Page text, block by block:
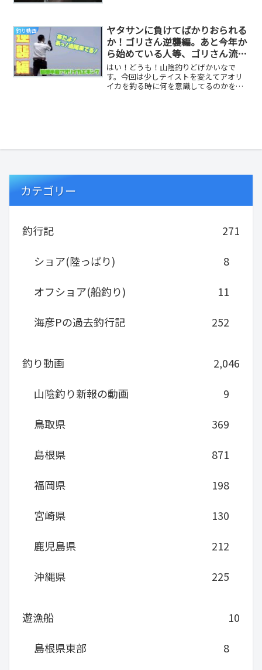
釣り動画
ヤタサンに負けてばかりおられる
か！ゴリさん逆襲編。あと今年か
ら始めている人等、ゴリさん流基
本のキ！#山陰釣りどげかいな #
エギング #アオリイカ #島根半島
はい！どうも！山陰釣りどげかいなで
す。今回は少しテイストを変えてアオリ
イカを釣る時に何を意識してるのかを見
カテゴリー
釣行記
271
ショア(陸っぱり)
8
オフショア(船釣り)
11
海彦Pの過去釣行記
252
釣り動画
2,046
山陰釣り新報の動画
9
鳥取県
369
島根県
871
福岡県
198
宮崎県
130
鹿児島県
212
沖縄県
225
遊漁船
10
島根県東部
8